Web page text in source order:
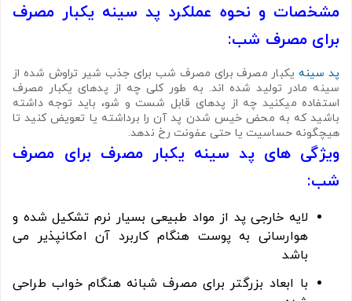
مشخصات و نحوه عملکرد پد سینه یکبار مصرف
برای مصرف شب:
پد سینه یکبار مصرف برای مصرف شب برای جذب شیر تراوش شده از
سینه مادر تولید شده اند. به طور کلی چه از پدهای یکبار مصرف
استفاده میکنید چه از پدهای قابل شست و شو، باید توجه داشته
باشید که به محض خیس شدن پد آن را برداشته یا تعویض کنید تا
هیچگونه حساسیت یا حتی عفونت رخ ندهد.
ویژگی های پد سینه یکبار مصرف برای مصرف
شب:
لایه خارجی پد از مواد طبیعی بسیار نرم تشکیل شده و
هوارسانی به پوست هنگام کاربرد آن امکانپذیر می
باشد
با ابعاد بزرگتر برای مصرف شبانه هنگام خواب طراحی